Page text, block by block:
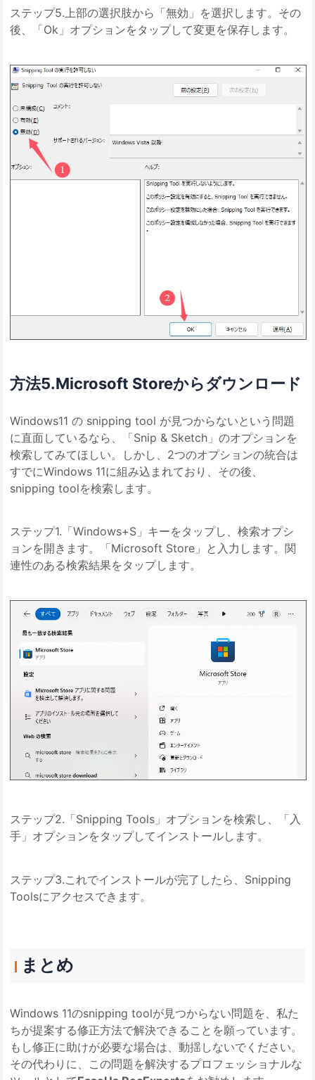
ステップ5.上部の選択肢から「無効」を選択します。その
後、「Ok」オプションをタップして変更を保存します。
方法5.Microsoft Storeからダウンロード
Windows11 の snipping tool が見つからないという問題
に直面しているなら、「Snip & Sketch」のオプションを
検索してみてほしい。しかし、2つのオプションの統合は
すでにWindows 11に組み込まれており、その後、
snipping toolを検索します。
ステップ1.「Windows+S」キーをタップし、検索オプシ
ョンを開きます。「Microsoft Store」と入力します。関
連性のある検索結果をタップします。
ステップ2.「Snipping Tools」オプションを検索し、「入
手」オプションをタップしてインストールします。
ステップ3.これでインストールが完了したら、Snipping
Toolsにアクセスできます。
まとめ
Windows 11のsnipping toolが見つからない問題を、私た
ちが提案する修正方法で解決できることを願っています。
もし修正に助けが必要な場合は、動揺しないでください。
その代わりに、この問題を解決するプロフェッショナルな